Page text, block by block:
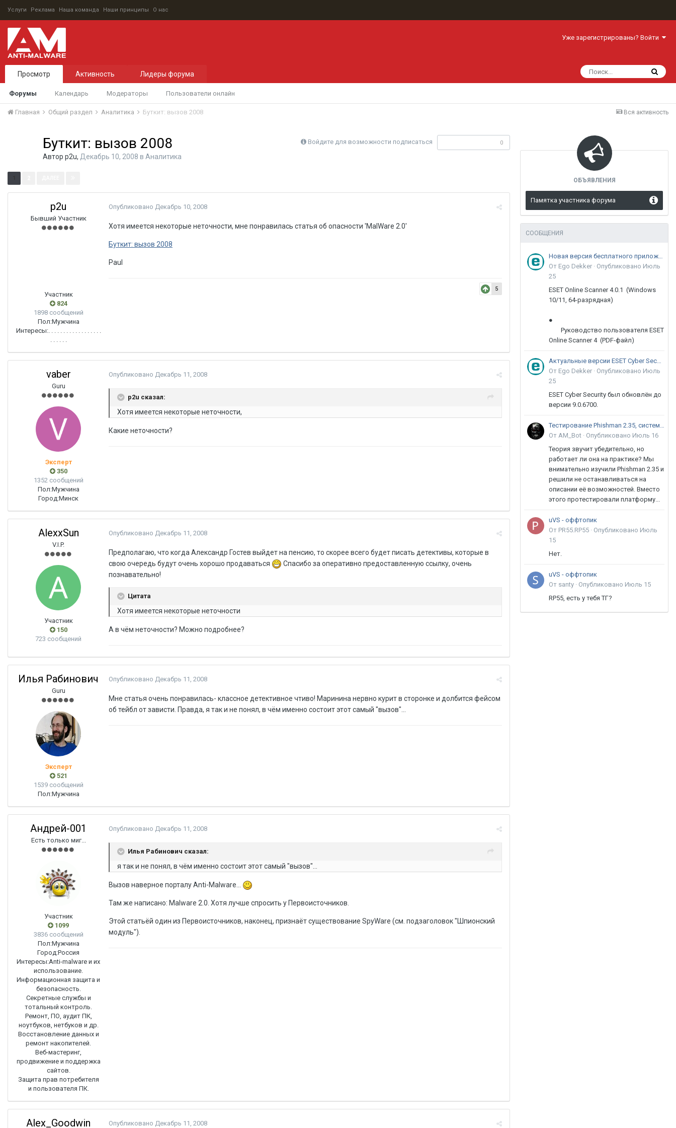
Услуги Реклама Наша команда Наши принципы О нас
Уже зарегистрированы? Войти
Просмотр
Форумы Календарь Модераторы Пользователи онлайн
Активность Лидеры форума
Вся активность
Главная Общий раздел Аналитика Буткит: вызов 2008
Войдите для возможности подписаться 0
Буткит: вызов 2008
Автор p2u, Декабрь 10, 2008 в Аналитика
p2u
Бывший Участник
Участник
824
1898 сообщений
Пол:Мужчина
Интересы:. . . . . . . . . . . . . . . . . .
. . . . . .
Опубликовано Декабрь 10, 2008
Хотя имеется некоторые неточности, мне понравилась статья об опасности 'MalWare 2.0'
Буткит: вызов 2008
Paul
5
vaber
Guru
Эксперт
350
1352 сообщений
Пол:Мужчина
Город:Минск
Опубликовано Декабрь 11, 2008
p2u сказал:
Хотя имеется некоторые неточности,
Какие неточности?
AlexxSun
V.I.P.
Участник
150
723 сообщений
Опубликовано Декабрь 11, 2008
Предполагаю, что когда Александр Гостев выйдет на пенсию, то скорее всего будет писать детективы, которые в
свою очередь будут очень хорошо продаваться
Спасибо за оперативно предоставленную ссылку, очень
познавательно!
Цитата
Хотя имеется некоторые неточности
А в чём неточности? Можно подробнее?
Илья Рабинович
Guru
Эксперт
521
1539 сообщений
Пол:Мужчина
Опубликовано Декабрь 11, 2008
Мне статья очень понравилась- классное детективное чтиво! Маринина нервно курит в сторонке и долбится фейсом
об тейбл от зависти. Правда, я так и не понял, в чём именно состоит этот самый "вызов"...
Андрей-001
Есть только миг...
Участник
1099
3836 сообщений
Пол:Мужчина
Город:Россия
Интересы:Anti-malware и их
использование.
Информационная защита и
безопасность.
Секретные службы и
тотальный контроль.
Ремонт, ПО, аудит ПК,
ноутбуков, нетбуков и др.
Восстановление данных и
ремонт накопителей.
Веб-мастеринг,
продвижение и поддержка
сайтов.
Защита прав потребителя
и пользователя ПК.
Опубликовано Декабрь 11, 2008
Илья Рабинович сказал:
я так и не понял, в чём именно состоит этот самый "вызов"...
Вызов наверное порталу Anti-Malware...
Там же написано: Malware 2.0. Хотя лучше спросить у Первоисточников.
Этой статьёй один из Первоисточников, наконец, признаёт существование SpyWare (см. подзаголовок "Шпионский
модуль").
Alex_Goodwin Опубликовано Декабрь 11, 2008
ОБЪЯВЛЕНИЯ
Памятка участника форума
СООБЩЕНИЯ
Новая версия бесплатного приложения ESET Online Scanner доступна пользователям
От Ego Dekker · Опубликовано Июль
25
ESET Online Scanner 4.0.1 (Windows
10/11, 64-разрядная)
●
Руководство пользователя ESET
Online Scanner 4 (PDF-файл)
Актуальные версии ESET Cyber Security 9
От Ego Dekker · Опубликовано Июль
25
ESET Cyber Security был обновлён до
версии 9.0.6700.
Тестирование Phishman 2.35, системы повышения осведомлённости пользователей в сфере ИБ
От AM_Bot · Опубликовано Июль 16
Теория звучит убедительно, но
работает ли она на практике? Мы
внимательно изучили Phishman 2.35 и
решили не останавливаться на
описании её возможностей. Вместо
этого протестировали платформу...
uVS - оффтопик
От PR55.RP55 · Опубликовано Июль
15
Нет.
uVS - оффтопик
От santy · Опубликовано Июль 15
RP55, есть у тебя ТГ?